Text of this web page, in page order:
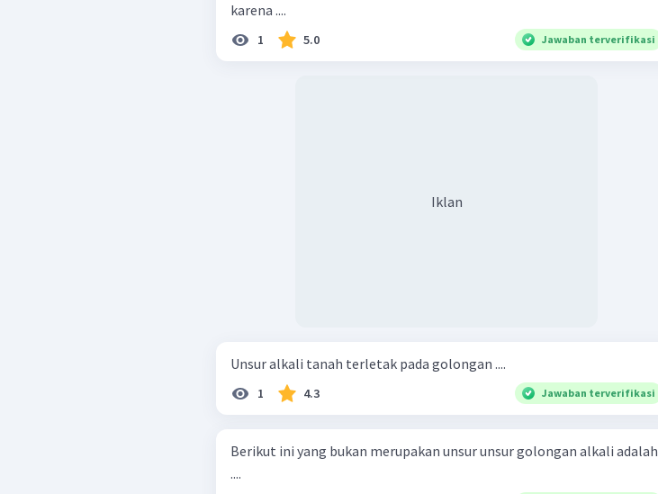
karena ....
1 5.0 Jawaban terverifikasi
Iklan
Unsur alkali tanah terletak pada golongan ....
1 4.3 Jawaban terverifikasi
Berikut ini yang bukan merupakan unsur unsur golongan alkali adalah
....